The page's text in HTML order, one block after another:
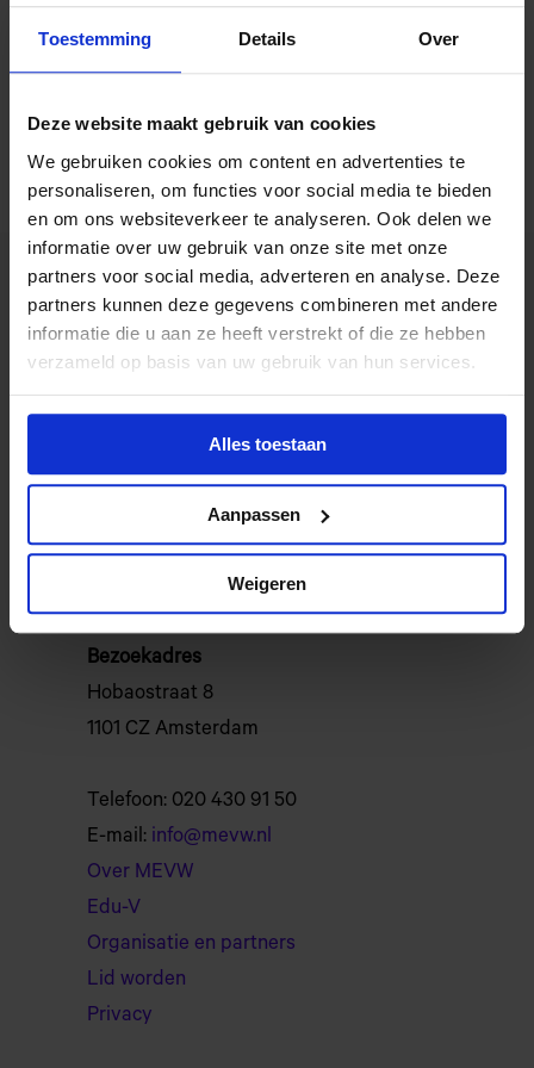
Toestemming Details Over
Deze website maakt gebruik van cookies
We gebruiken cookies om content en advertenties te
personaliseren, om functies voor social media te bieden
en om ons websiteverkeer te analyseren. Ook delen we
informatie over uw gebruik van onze site met onze
partners voor social media, adverteren en analyse. Deze
partners kunnen deze gegevens combineren met andere
informatie die u aan ze heeft verstrekt of die ze hebben
verzameld op basis van uw gebruik van hun services.
Alles toestaan
Aanpassen
Weigeren
E-mailadres:uitgeverij@kenteq.nl
Website: https://kenteq.nl
Postbus 12040
1100 AA Amsterdam
Bezoekadres
Hobaostraat 8
1101 CZ Amsterdam
Telefoon: 020 430 91 50
E-mail: info@mevw.nl
Over MEVW
Edu-V
Organisatie en partners
Lid worden
Privacy